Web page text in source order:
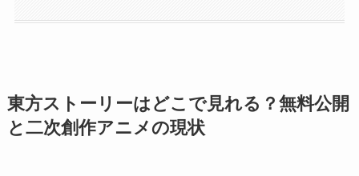
東方ストーリーはどこで見れる？無料公開
と二次創作アニメの現状